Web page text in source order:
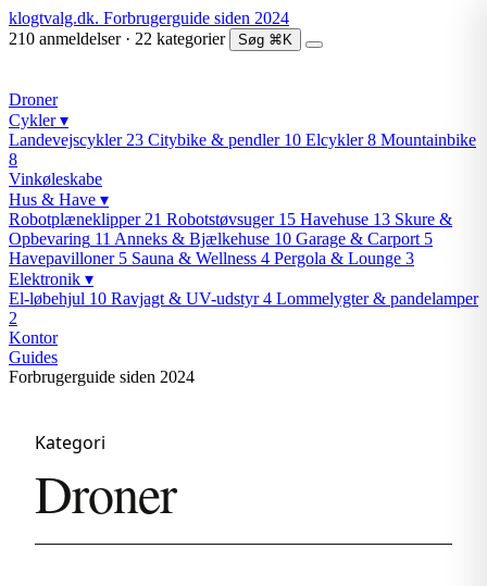
klogtvalg.dk. Forbrugerguide siden 2024
210 anmeldelser · 22 kategorier
Søg ⌘K
Droner
Cykler▾
Landevejscykler 23 Citybike & pendler 10 Elcykler 8 Mountainbike
8
Vinkøleskabe
Hus & Have ▾
Robotplæneklipper 21 Robotstøvsuger 15 Havehuse 13 Skure &
Opbevaring 11 Anneks & Bjælkehuse 10 Garage & Carport 5
Havepavilloner 5 Sauna & Wellness 4 Pergola & Lounge 3
Elektronik ▾
El-løbehjul 10 Ravjagt & UV-udstyr 4 Lommelygter & pandelamper
2
Kontor
Guides
Forbrugerguide siden 2024
Kategori
Droner